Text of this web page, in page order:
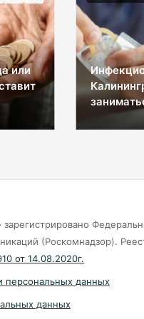
или
зарегистрировано
(Роскомнадзор).
от 14.08.2020г.
персональных данных
данных